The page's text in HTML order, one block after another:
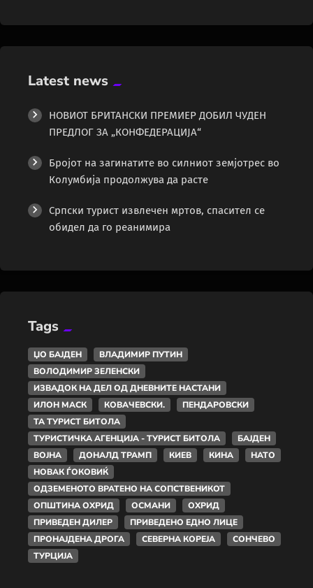
Latest news
НОВИОТ БРИТАНСКИ ПРЕМИЕР ДОБИЛ ЧУДЕН
ПРЕДЛОГ ЗА „КОНФЕДЕРАЦИЈА“
Бројот на загинатите во силниот земјотрес во
Колумбија продолжува да расте
Српски турист извлечен мртов, спасител се
обидел да го реанимира
Tags
ЏО БАЈДЕН
ВЛАДИМИР ПУТИН
ВОЛОДИМИР ЗЕЛЕНСКИ
ИЗВАДОК НА ДЕЛ ОД ДНЕВНИТЕ НАСТАНИ
ИЛОН МАСК
КОВАЧЕВСКИ.
ПЕНДАРОВСКИ
ТА ТУРИСТ БИТОЛА
ТУРИСТИЧКА АГЕНЦИЈА - ТУРИСТ БИТОЛА
БАЈДЕН
ВОЈНА
ДОНАЛД ТРАМП КИЕВ КИНА
НАТО
НОВАК ЃОКОВИЌ
ОДЗЕМЕНОТО ВРАТЕНО НА СОПСТВЕНИКОТ
ОПШТИНА ОХРИД
ОСМАНИ
ОХРИД
ПРИВЕДЕН ДИЛЕР
ПРИВЕДЕНО ЕДНО ЛИЦЕ
ПРОНАЈДЕНА ДРОГА
СЕВЕРНА КОРЕЈА
СОНЧЕВО
ТУРЦИЈА